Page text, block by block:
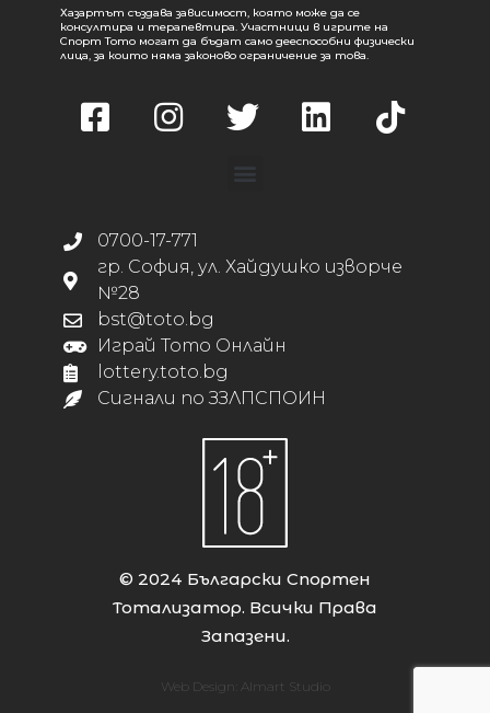
Хазартът създава зависимост, която може да се
консултира и терапевтира. Участници в игрите на
Спорт Тото могат да бъдат само дееспособни физически
лица, за които няма законово ограничение за това.
0700-17-771
гр. София, ул. Хайдушко изворче
№28
bst@toto.bg
Играй Тото Онлайн
lottery.toto.bg
Сигнали по ЗЗЛПСПОИН
© 2024 Български Спортен
Тотализатор. Всички Права
Запазени.
Web Design: Almart Studio